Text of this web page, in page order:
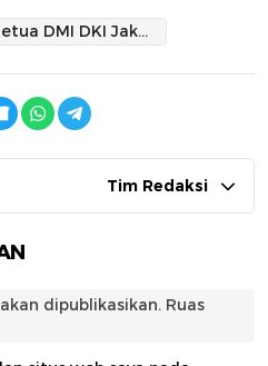
Ketua DMI DKI Jakarta
Tim Redaksi
dipublikasikan. Ruas